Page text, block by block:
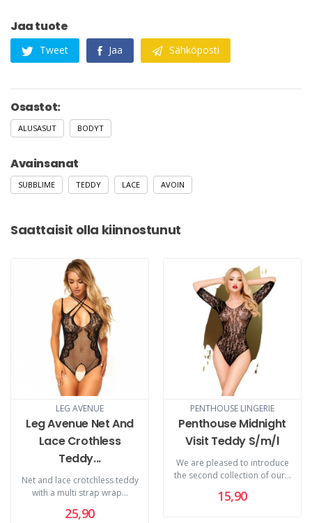
Jaa tuote
Tweet Jaa Sähköposti
Osastot:
ALUSASUT BODYT
Avainsanat
SUBBLIME TEDDY LACE AVOIN
Saattaisit olla kiinnostunut
LEG AVENUE
Leg Avenue Net And
Lace Crothless
Teddy...
Net and lace crotchless teddy
with a multi strap wrap...
25,90
PENTHOUSE LINGERIE
Penthouse Midnight
Visit Teddy S/m/l
We are pleased to introduce
the second collection of our...
15,90